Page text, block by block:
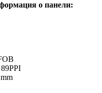
о панели: